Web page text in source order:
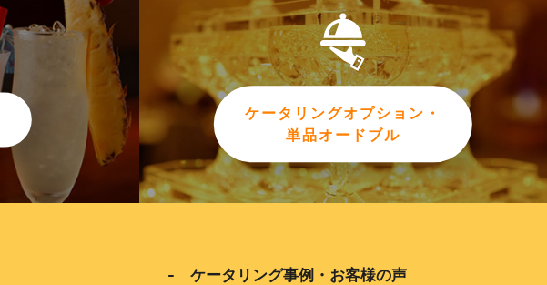
ケータリングオプション・
単品オードブル
- ケータリング事例・お客様の声